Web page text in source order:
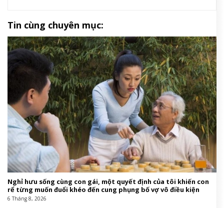
Tin cùng chuyên mục:
Nghỉ hưu sống cùng con gái, một quyết định của tôi khiến con
rể từng muốn đuổi khéo đến cung phụng bố vợ vô điều kiện
6 Tháng 8, 2026